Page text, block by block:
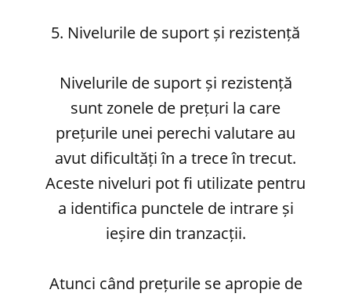
5. Nivelurile de suport și rezistență
Nivelurile de suport și rezistență
sunt zonele de prețuri la care
prețurile unei perechi valutare au
avut dificultăți în a trece în trecut.
Aceste niveluri pot fi utilizate pentru
a identifica punctele de intrare și
ieșire din tranzacții.
Atunci când prețurile se apropie de